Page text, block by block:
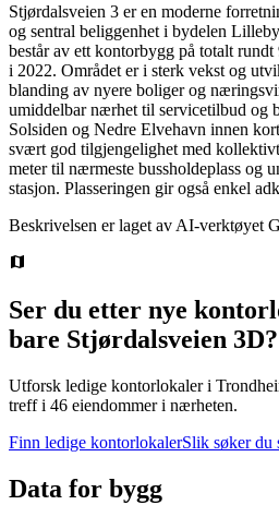
Stjørdalsveien 3 er en moderne
og sentral beliggenhet i bydelen
består av ett kontorbygg på totalt
i 2022. Området er i sterk vekst og
blanding av nyere boliger og
umiddelbar nærhet til servicetilbud og
Solsiden og Nedre Elvehavn innen
svært god tilgjengelighet med
meter til nærmeste bussholdeplass og
stasjon. Plasseringen gir også enkel
Beskrivelsen er laget av AI-verktøyet
Ser du etter nye
bare Stjørdalsveien 3D?
Utforsk ledige kontorlokaler i
treff i 46 eiendommer i nærheten.
Finn ledige kontorlokalerSlik søker du
Data for bygg